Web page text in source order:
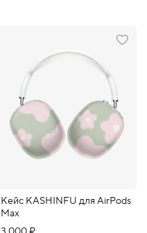
Кейс KASHINFU для AirPods
Max